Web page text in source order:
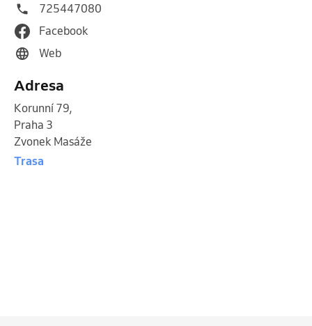
725447080
Facebook
Web
Adresa
Korunní 79,
Praha 3
Zvonek Masáže
Trasa